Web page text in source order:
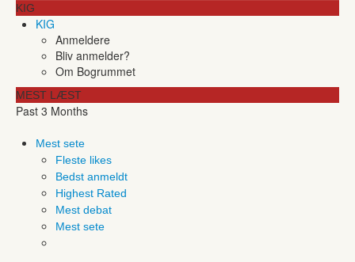
KIG
KIG
Anmeldere
Bliv anmelder?
Om Bogrummet
MEST LÆST
Past 3 Months
Mest sete
Fleste likes
Bedst anmeldt
Highest Rated
Mest debat
Mest sete